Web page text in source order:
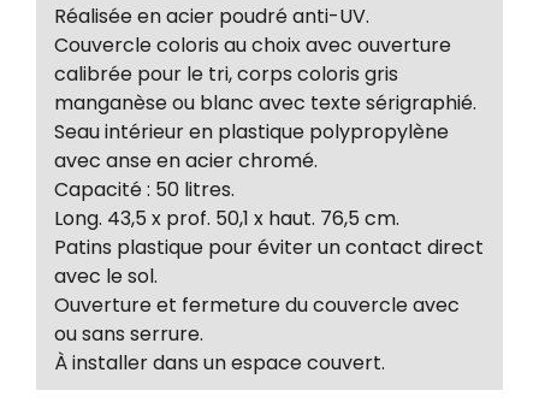
Réalisée en acier poudré anti-UV.
Couvercle coloris au choix avec ouverture
calibrée pour le tri, corps coloris gris
manganèse ou blanc avec texte sérigraphié.
Seau intérieur en plastique polypropylène
avec anse en acier chromé.
Capacité : 50 litres.
Long. 43,5 x prof. 50,1 x haut. 76,5 cm.
Patins plastique pour éviter un contact direct
avec le sol.
Ouverture et fermeture du couvercle avec
ou sans serrure.
À installer dans un espace couvert.